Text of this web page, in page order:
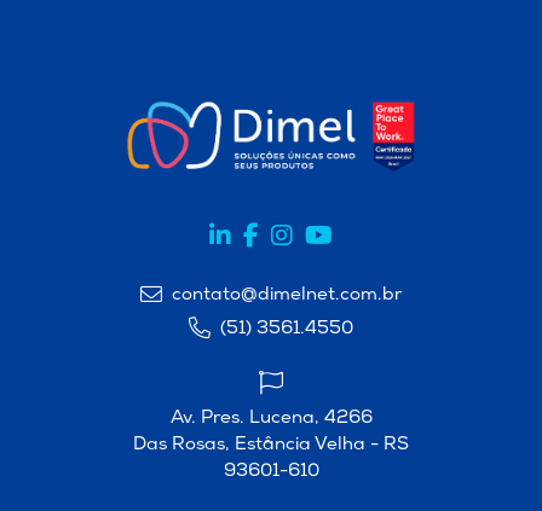
contato@dimelnet.com.br
(51) 3561.4550
Av. Pres. Lucena, 4266
Das Rosas, Estância Velha - RS
93601-610